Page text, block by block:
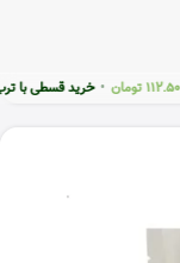
تومان • خرید قسطی با ترب‌پی